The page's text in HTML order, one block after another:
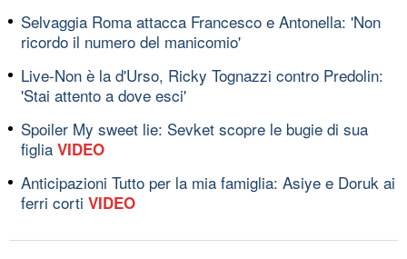
Selvaggia Roma attacca Francesco e Antonella: 'Non
ricordo il numero del manicomio'
Live-Non è la d'Urso, Ricky Tognazzi contro Predolin:
'Stai attento a dove esci'
Spoiler My sweet lie: Sevket scopre le bugie di sua
figlia VIDEO
Anticipazioni Tutto per la mia famiglia: Asiye e Doruk ai
ferri corti VIDEO